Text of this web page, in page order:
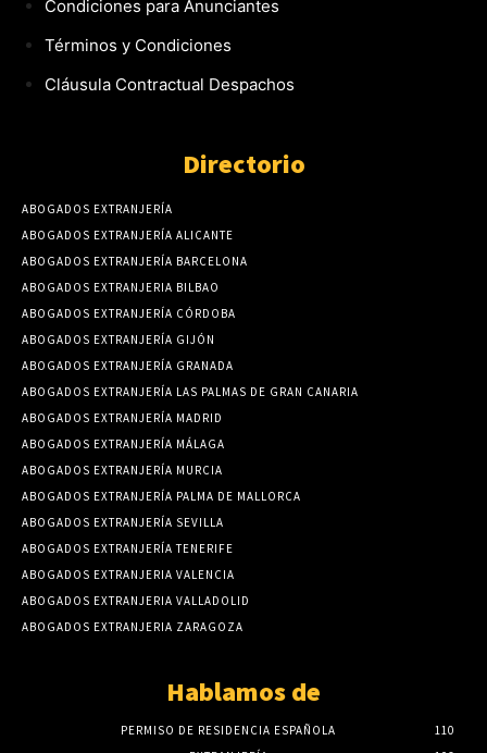
Condiciones para Anunciantes
Términos y Condiciones
Cláusula Contractual Despachos
Directorio
ABOGADOS EXTRANJERÍA
ABOGADOS EXTRANJERÍA ALICANTE
ABOGADOS EXTRANJERÍA BARCELONA
ABOGADOS EXTRANJERIA BILBAO
ABOGADOS EXTRANJERÍA CÓRDOBA
ABOGADOS EXTRANJERÍA GIJÓN
ABOGADOS EXTRANJERÍA GRANADA
ABOGADOS EXTRANJERÍA LAS PALMAS DE GRAN CANARIA
ABOGADOS EXTRANJERÍA MADRID
ABOGADOS EXTRANJERÍA MÁLAGA
ABOGADOS EXTRANJERÍA MURCIA
ABOGADOS EXTRANJERÍA PALMA DE MALLORCA
ABOGADOS EXTRANJERÍA SEVILLA
ABOGADOS EXTRANJERÍA TENERIFE
ABOGADOS EXTRANJERIA VALENCIA
ABOGADOS EXTRANJERIA VALLADOLID
ABOGADOS EXTRANJERIA ZARAGOZA
Hablamos de
PERMISO DE RESIDENCIA ESPAÑOLA
110